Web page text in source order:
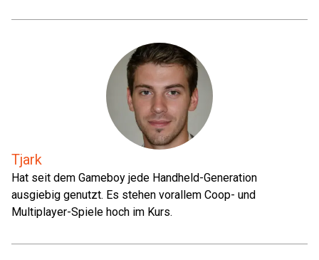
Tjark
Hat seit dem Gameboy jede Handheld-Generation
ausgiebig genutzt. Es stehen vorallem Coop- und
Multiplayer-Spiele hoch im Kurs.